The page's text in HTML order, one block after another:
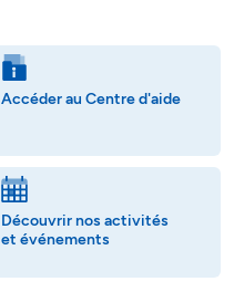
Accéder au Centre d'aide
Découvrir nos activités
et événements